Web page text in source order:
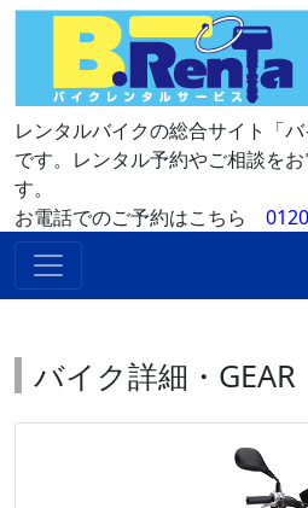
レンタルバイクの総合サイト「
です。レンタル予約やご相談を
す。
お電話でのご予約はこちら
バイク詳細・GEAR